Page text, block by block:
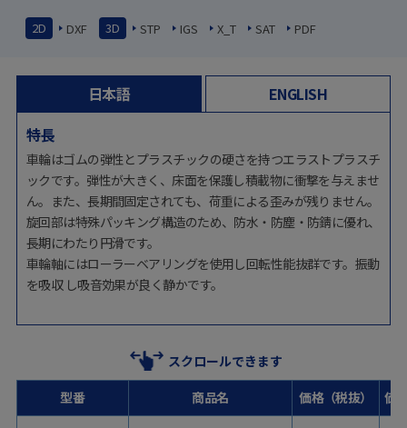
2D DXF 3D STP IGS X_T SAT PDF
日本語
ENGLISH
特長
車輪はゴムの弾性とプラスチックの硬さを持つエラストプラスチ
ックです。弾性が大きく、床面を保護し積載物に衝撃を与えませ
ん。また、長期間固定されても、荷重による歪みが残りません。
旋回部は特殊パッキング構造のため、防水・防塵・防錆に優れ、
長期にわたり円滑です。
車輪軸にはローラーベアリングを使用し回転性能抜群です。振動
を吸収 し吸音効果が良く静かです。
スクロールできます
型番 商品名 価格（税抜） 価